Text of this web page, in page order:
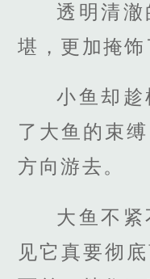
透明清澈
堪，更加掩饰
小鱼却趁
了大鱼的束
方向游去。
大鱼不紧
见它真要彻